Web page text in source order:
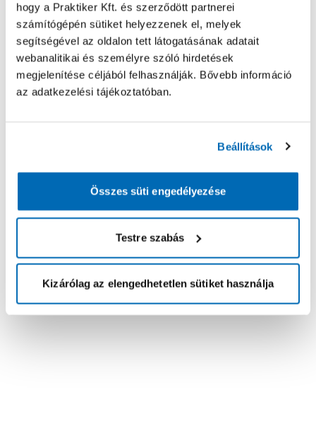
hogy a Praktiker Kft. és szerződött partnerei
számítógépén sütiket helyezzenek el, melyek
segítségével az oldalon tett látogatásának adatait
webanalitikai és személyre szóló hirdetések
megjelenítése céljából felhasználják. Bővebb információ
az adatkezelési tájékoztatóban.
Beállítások
Összes süti engedélyezése
Testre szabás
Kizárólag az elengedhetetlen sütiket használja